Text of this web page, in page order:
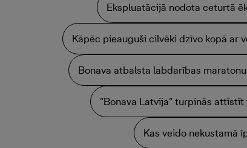
Ekspluatācijā nodota ceturtā
Kāpēc pieauguši cilvēki dzīvo kopā ar
Bonava atbalsta labdarības
“Bonava Latvija” turpinās
Kas veido nekustamā